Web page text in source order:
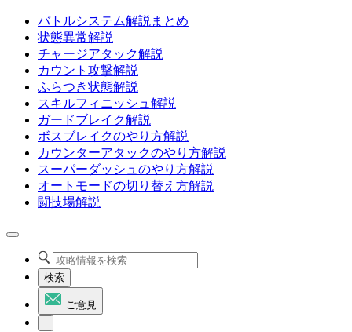
バトルシステム解説まとめ
状態異常解説
チャージアタック解説
カウント攻撃解説
ふらつき状態解説
スキルフィニッシュ解説
ガードブレイク解説
ボスブレイクのやり方解説
カウンターアタックのやり方解説
スーパーダッシュのやり方解説
オートモードの切り替え方解説
闘技場解説
検索
ご意見